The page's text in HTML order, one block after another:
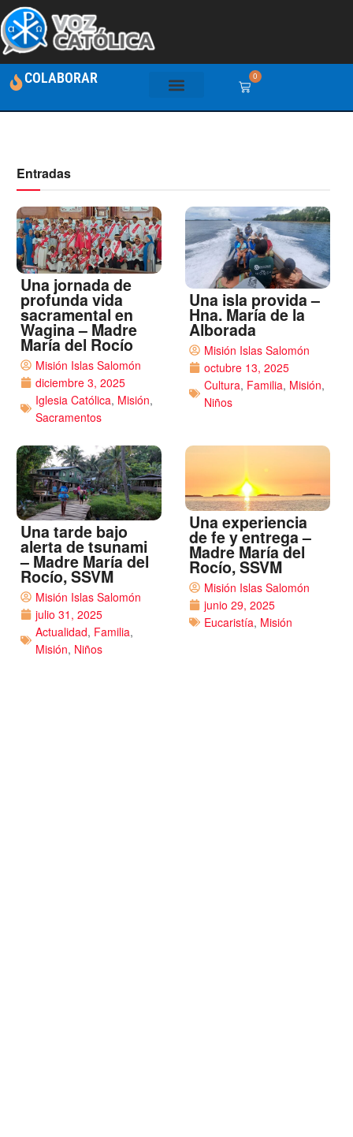
COLABORAR 0
Entradas
Una jornada de
profunda vida
sacramental en
Wagina – Madre
María del Rocío
Misión Islas Salomón
diciembre 3, 2025
Iglesia Católica, Misión,
Sacramentos
Una isla provida –
Hna. María de la
Alborada
Misión Islas Salomón
octubre 13, 2025
Cultura, Familia, Misión,
Niños
Una tarde bajo
alerta de tsunami
– Madre María del
Rocío, SSVM
Misión Islas Salomón
julio 31, 2025
Actualidad, Familia,
Misión, Niños
Una experiencia
de fe y entrega –
Madre María del
Rocío, SSVM
Misión Islas Salomón
junio 29, 2025
Eucaristía, Misión